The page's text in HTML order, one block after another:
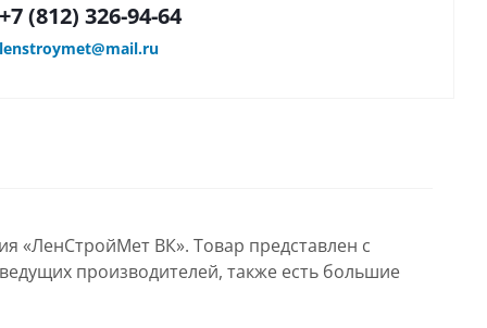
+7 (812) 326-94-64
lenstroymet@mail.ru
«ЛенСтройМет ВК». Товар представлен с
производителей, также есть большие